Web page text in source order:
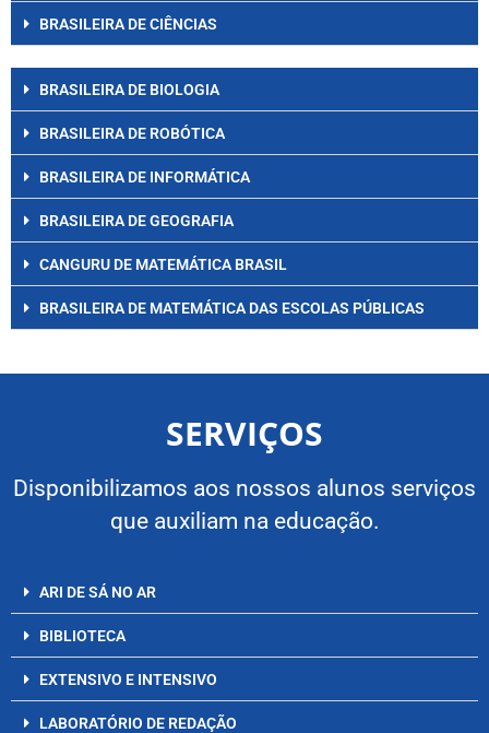
BRASILEIRA DE CIÊNCIAS
BRASILEIRA DE BIOLOGIA
BRASILEIRA DE ROBÓTICA
BRASILEIRA DE INFORMÁTICA
BRASILEIRA DE GEOGRAFIA
CANGURU DE MATEMÁTICA BRASIL
BRASILEIRA DE MATEMÁTICA DAS ESCOLAS PÚBLICAS
SERVIÇOS
Disponibilizamos aos nossos alunos serviços
que auxiliam na educação.
ARI DE SÁ NO AR
BIBLIOTECA
EXTENSIVO E INTENSIVO
LABORATÓRIO DE REDAÇÃO